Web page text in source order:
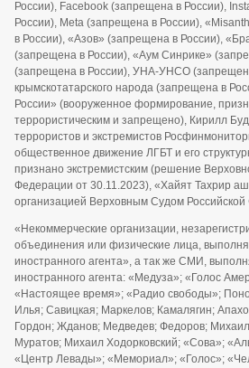
России), Facebook (запрещена в России),
России), Meta (запрещена в России),
в России), «Азов» (запрещена в России),
(запрещена в России), «Аум Синрике»
(запрещена в России), УНА-УНСО
крымскотатарского народа (запрещена в
России» (вооруженное формирование,
террористическим и запрещено), Кирилл
террористов и экстремистов
общественное движение ЛГБТ и его
признано экстремистским (решение
Федерации от 30.11.2023), «Хайят Тахрир
организацией Верховным Судом
«Некоммерческие организации,
объединения или физические лица,
иностранного агента», а так же СМИ,
иностранного агента: «Медуза»; «Голос
«Настоящее время»; «Радио свободы»;
Илья; Савицкая; Маркелов; Камалягин;
Гордон; Жданов; Медведев; Федоров;
Муратов; Михаил Ходорковский; «Сова»;
«Центр Левады»; «Мемориал»; «Голос»;